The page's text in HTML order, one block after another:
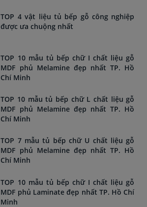
TOP 4 vật liệu tủ bếp gỗ công nghiệp
được ưa chuộng nhất
TOP 10 mẫu tủ bếp chữ I chất liệu gỗ
MDF phủ Melamine đẹp nhất TP. Hồ
Chí Minh
TOP 10 mẫu tủ bếp chữ L chất liệu gỗ
MDF phủ Melamine đẹp nhất TP. Hồ
Chí Minh
TOP 7 mẫu tủ bếp chữ U chất liệu gỗ
MDF phủ Melamine đẹp nhất TP. Hồ
Chí Minh
TOP 10 mẫu tủ bếp chữ I chất liệu gỗ
MDF phủ Laminate đẹp nhất TP. Hồ Chí
Minh